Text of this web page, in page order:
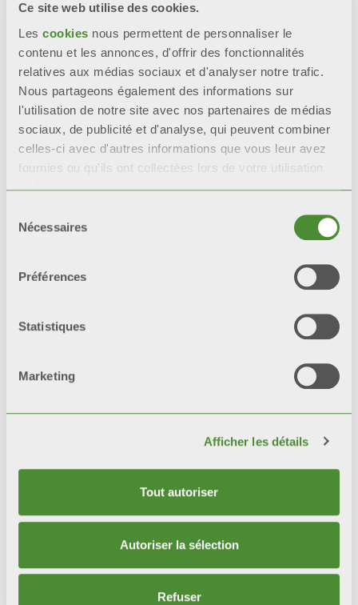
Ce site web utilise des cookies.
Les cookies nous permettent de personnaliser le
contenu et les annonces, d'offrir des fonctionnalités
relatives aux médias sociaux et d'analyser notre trafic.
Nous partageons également des informations sur
l'utilisation de notre site avec nos partenaires de médias
sociaux, de publicité et d'analyse, qui peuvent combiner
celles-ci avec d'autres informations que vous leur avez
fournies ou qu'ils ont collectées lors de votre utilisation
de leurs services.
Nécessaires
Préférences
Statistiques
Marketing
Afficher les détails
Tout autoriser
Autoriser la sélection
Refuser
intacts que les radiateurs
avec une seule couche de
peinture.
*tests de référence : test en
brouillard salin et test
humidistatique.
Produits
connexes